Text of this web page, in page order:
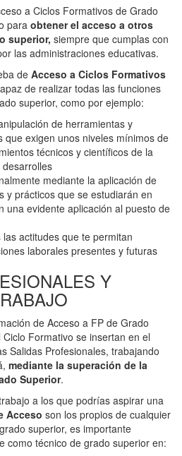
a Ciclos Formativos de Grado
para obtener el acceso a otros
superior, siempre que cumplas con
las administraciones educativas.
de Acceso a Ciclos Formativos
de realizar todas las funciones
superior, como por ejemplo:
de herramientas y
que exigen unos niveles mínimos de
técnicos y científicos de la
mediante la aplicación de
y prácticos que se estudiarán en
una evidente aplicación al puesto de
actitudes que te permitan
laborales presentes y futuras
Y
de Acceso a FP de Grado
Formativo se insertan en el
Salidas Profesionales, trabajando
mediante la superación de la
Superior.
a los que podrías aspirar una
Acceso son los propios de cualquier
superior, es importante
como técnico de grado superior en: